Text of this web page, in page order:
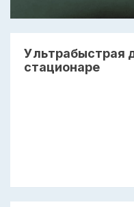
Ультрабыстрая
стационаре